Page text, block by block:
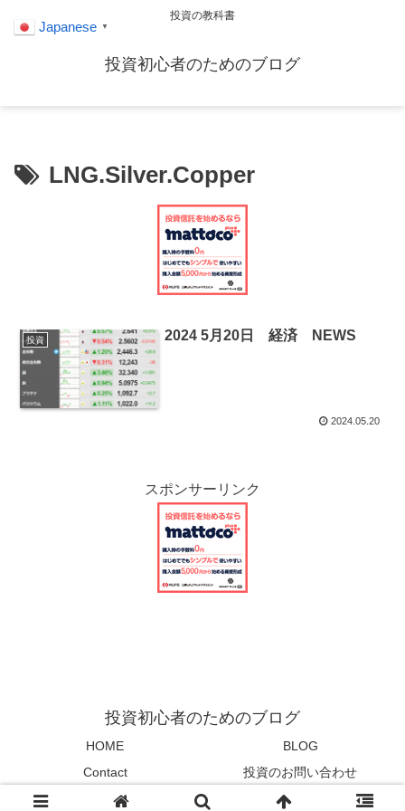
投資の教科書
投資初心者のためのブログ
LNG.Silver.Copper
投資 2024 5月20日 経済 NEWS
2024.05.20
スポンサーリンク
投資初心者のためのブログ
HOME
BLOG
Contact
投資のお問い合わせ
© 2023 投資初心者のためのブログ.
Japanese ▼